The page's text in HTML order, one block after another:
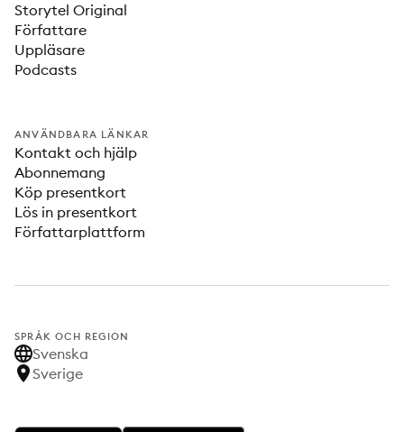
Storytel Original
Författare
Uppläsare
Podcasts
ANVÄNDBARA LÄNKAR
Kontakt och hjälp
Abonnemang
Köp presentkort
Lös in presentkort
Författarplattform
SPRÅK OCH REGION
Svenska
Sverige